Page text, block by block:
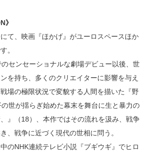
》
て、映画『ほかげ』がユーロスペースほか
。
のセンセーショナルな劇場デビュー以後、世
を持ち、多くのクリエイターに影響を与え
場の極限状況で変貌する人間を描いた『野
世が揺らぎ始めた幕末を舞台に生と暴力の
』（18）、本作ではその流れを汲み、戦争
、戦争に近づく現代の世相に問う。
のNHK連続テレビ小説『ブギウギ』でヒロ